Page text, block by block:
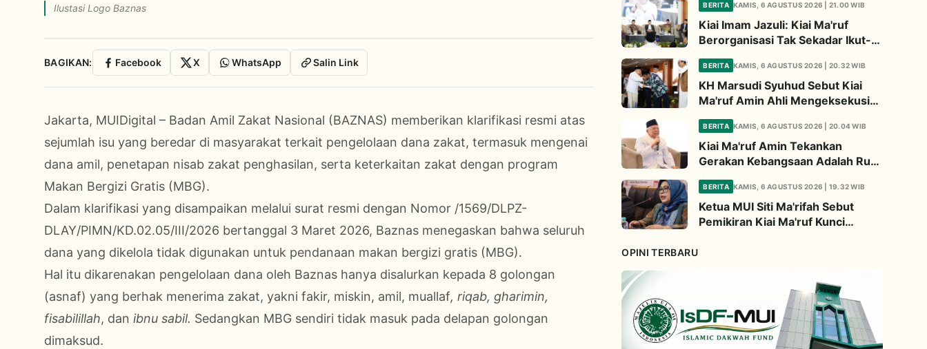
Ilustasi Logo Baznas
BAGIKAN: Facebook X WhatsApp Salin Link
Jakarta, MUIDigital – Badan Amil Zakat Nasional (BAZNAS) memberikan klarifikasi resmi atas
sejumlah isu yang beredar di masyarakat terkait pengelolaan dana zakat, termasuk mengenai
dana amil, penetapan nisab zakat penghasilan, serta keterkaitan zakat dengan program
Makan Bergizi Gratis (MBG).
Dalam klarifikasi yang disampaikan melalui surat resmi dengan Nomor /1569/DLPZ-
DLAY/PIMN/KD.02.05/III/2026 bertanggal 3 Maret 2026, Baznas menegaskan bahwa seluruh
dana yang dikelola tidak digunakan untuk pendanaan makan bergizi gratis (MBG).
Hal itu dikarenakan pengelolaan dana oleh Baznas hanya disalurkan kepada 8 golongan
(asnaf) yang berhak menerima zakat, yakni fakir, miskin, amil, muallaf, riqab, gharimin,
fisabilillah, dan ibnu sabil. Sedangkan MBG sendiri tidak masuk pada delapan golongan
dimaksud.
BERITA KAMIS, 6 AGUSTUS 2026 | 21.00 WIB
Kiai Imam Jazuli: Kiai Ma'ruf
Berorganisasi Tak Sekadar Ikut-
ikutan, Tapi Bermodal Landasan
Intelektual
BERITA KAMIS, 6 AGUSTUS 2026 | 20.32 WIB
KH Marsudi Syuhud Sebut Kiai
Ma'ruf Amin Ahli Mengeksekusi
Pemikiran Jadi Kebijakan Nyata
BERITA KAMIS, 6 AGUSTUS 2026 | 20.04 WIB
Kiai Ma'ruf Amin Tekankan
Gerakan Kebangsaan Adalah Ruh
BERITA KAMIS, 6 AGUSTUS 2026 | 19.32 WIB
Ketua MUI Siti Ma'rifah Sebut
Pemikiran Kiai Ma'ruf Kunci
OPINI TERBARU